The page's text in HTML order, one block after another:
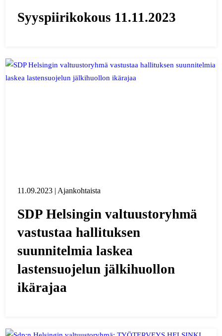
Syyspiirikokous 11.11.2023
11.09.2023 | Ajankohtaista
SDP Helsingin valtuustoryhmä
vastustaa hallituksen
suunnitelmia laskea
lastensuojelun jälkihuollon
ikärajaa